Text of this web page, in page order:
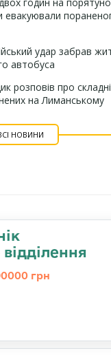
евакуювали
удар забрав
автобуса
розповів про
на Лиманському
НОВИНИ
грн